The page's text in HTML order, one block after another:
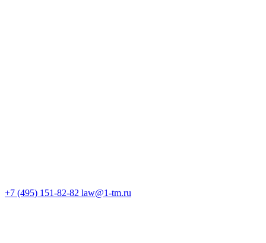
+7 (495) 151-82-82 law@1-tm.ru